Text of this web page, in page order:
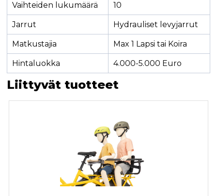
Vaihteiden lukumäärä 10
Jarrut Hydrauliset levyjarrut
Matkustajia Max 1 Lapsi tai Koira
Hintaluokka 4.000-5.000 Euro
Liittyvät tuotteet